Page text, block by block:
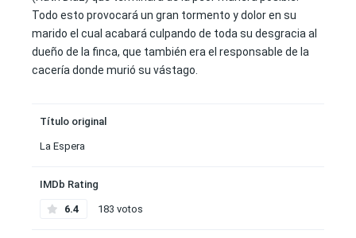
Todo esto provocará un gran tormento y dolor en su
marido el cual acabará culpando de toda su desgracia al
dueño de la finca, que también era el responsable de la
cacería donde murió su vástago.
Título original
La Espera
IMDb Rating
6.4 183 votos